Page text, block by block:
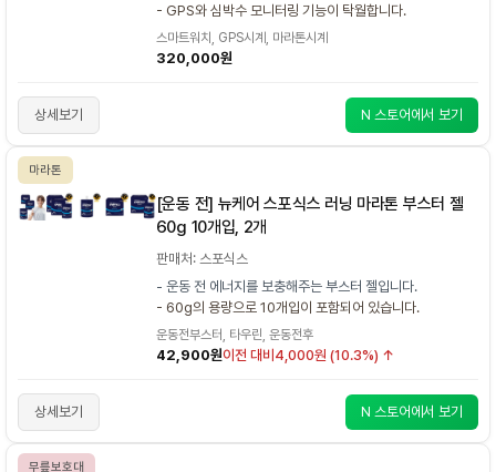
- GPS와 심박수 모니터링 기능이 탁월합니다.
스마트워치, GPS시계, 마라톤시계
320,000원
상세보기 N 스토어에서 보기
마라톤
[운동 전] 뉴케어 스포식스 러닝 마라톤 부스터 젤
60g 10개입, 2개
판매처: 스포식스
- 운동 전 에너지를 보충해주는 부스터 젤입니다.
- 60g의 용량으로 10개입이 포함되어 있습니다.
운동전부스터, 타우린, 운동전후
42,900원이전 대비4,000원 (10.3%) ↑
상세보기 N 스토어에서 보기
무릎보호대